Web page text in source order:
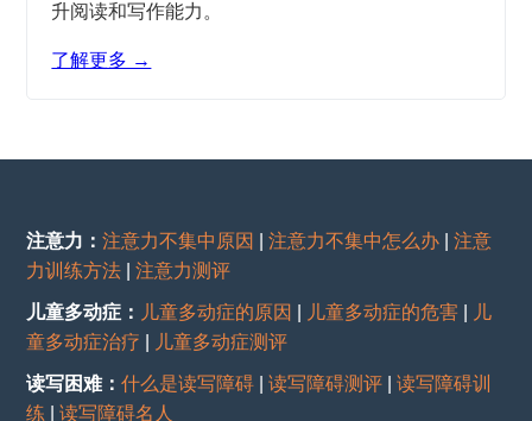
升阅读和写作能力。
了解更多 →
注意力：注意力不集中原因 |注意力不集中怎么办 |注意
力训练方法 |注意力测评
儿童多动症： 儿童多动症的原因 儿童多动症的危害
儿
童多动症治疗
儿童多动症测评
读写困难：什么是读写障碍 |读写障碍测评 |读写障碍训
练 |读写障碍名人